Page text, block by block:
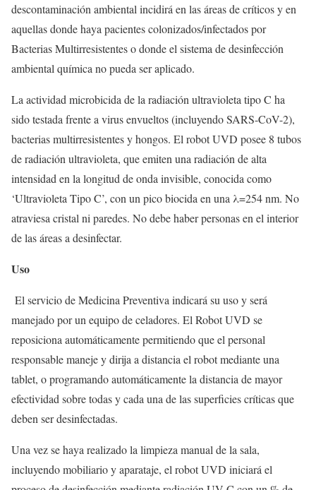
descontaminación ambiental incidirá en las áreas de críticos y en
aquellas donde haya pacientes colonizados/infectados por
Bacterias Multirresistentes o donde el sistema de desinfección
ambiental química no pueda ser aplicado.
La actividad microbicida de la radiación ultravioleta tipo C ha
sido testada frente a virus envueltos (incluyendo SARS-CoV-2),
bacterias multirresistentes y hongos. El robot UVD posee 8 tubos
de radiación ultravioleta, que emiten una radiación de alta
intensidad en la longitud de onda invisible, conocida como
‘Ultravioleta Tipo C’, con un pico biocida en una λ=254 nm. No
atraviesa cristal ni paredes. No debe haber personas en el interior
de las áreas a desinfectar.
Uso
El servicio de Medicina Preventiva indicará su uso y será
manejado por un equipo de celadores. El Robot UVD se
reposiciona automáticamente permitiendo que el personal
responsable maneje y dirija a distancia el robot mediante una
tablet, o programando automáticamente la distancia de mayor
efectividad sobre todas y cada una de las superficies críticas que
deben ser desinfectadas.
Una vez se haya realizado la limpieza manual de la sala,
incluyendo mobiliario y aparataje, el robot UVD iniciará el